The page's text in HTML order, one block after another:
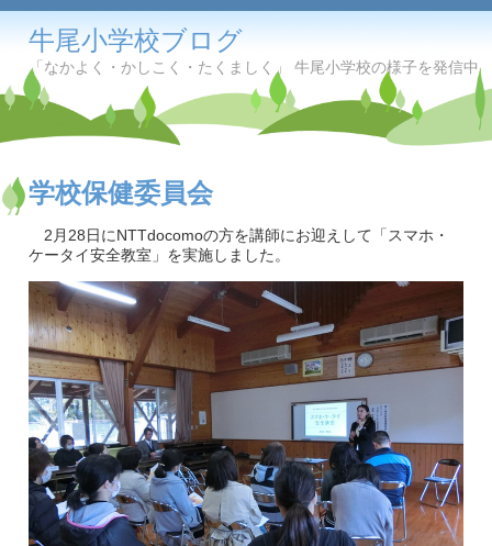
牛尾小学校ブログ
「なかよく・かしこく・たくましく」 牛尾小学校の様子を発信中
学校保健委員会
2月28日にNTTdocomoの方を講師にお迎えして「スマホ・
ケータイ安全教室」を実施しました。